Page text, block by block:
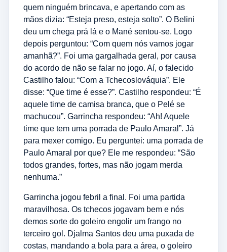
quem ninguém brincava, e apertando com as
mãos dizia: “Esteja preso, esteja solto”. O Belini
deu um chega prá lá e o Mané sentou-se. Logo
depois perguntou: “Com quem nós vamos jogar
amanhã?”. Foi uma gargalhada geral, por causa
do acordo de não se falar no jogo. Aí, o falecido
Castilho falou: “Com a Tchecoslováquia”. Ele
disse: “Que time é esse?”. Castilho respondeu: “É
aquele time de camisa branca, que o Pelé se
machucou”. Garrincha respondeu: “Ah! Aquele
time que tem uma porrada de Paulo Amaral”. Já
para mexer comigo. Eu perguntei: uma porrada de
Paulo Amaral por que? Ele me respondeu: “São
todos grandes, fortes, mas não jogam merda
nenhuma.”
Garrincha jogou febril a final. Foi uma partida
maravilhosa. Os tchecos jogavam bem e nós
demos sorte do goleiro engolir um frango no
terceiro gol. Djalma Santos deu uma puxada de
costas, mandando a bola para a área, o goleiro